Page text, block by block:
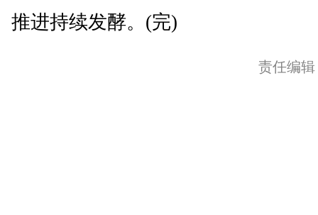
推进持续发酵。(完)
责任编